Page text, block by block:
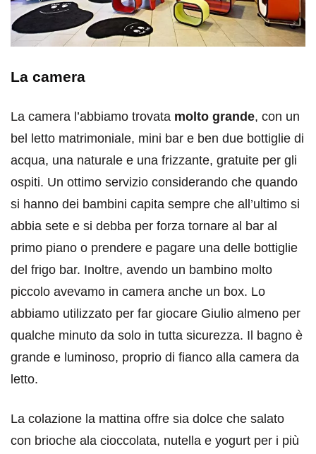
La camera
La camera l’abbiamo trovata molto grande, con un
bel letto matrimoniale, mini bar e ben due bottiglie di
acqua, una naturale e una frizzante, gratuite per gli
ospiti. Un ottimo servizio considerando che quando
si hanno dei bambini capita sempre che all’ultimo si
abbia sete e si debba per forza tornare al bar al
primo piano o prendere e pagare una delle bottiglie
del frigo bar. Inoltre, avendo un bambino molto
piccolo avevamo in camera anche un box. Lo
abbiamo utilizzato per far giocare Giulio almeno per
qualche minuto da solo in tutta sicurezza. Il bagno è
grande e luminoso, proprio di fianco alla camera da
letto.
La colazione la mattina offre sia dolce che salato
con brioche ala cioccolata, nutella e yogurt per i più